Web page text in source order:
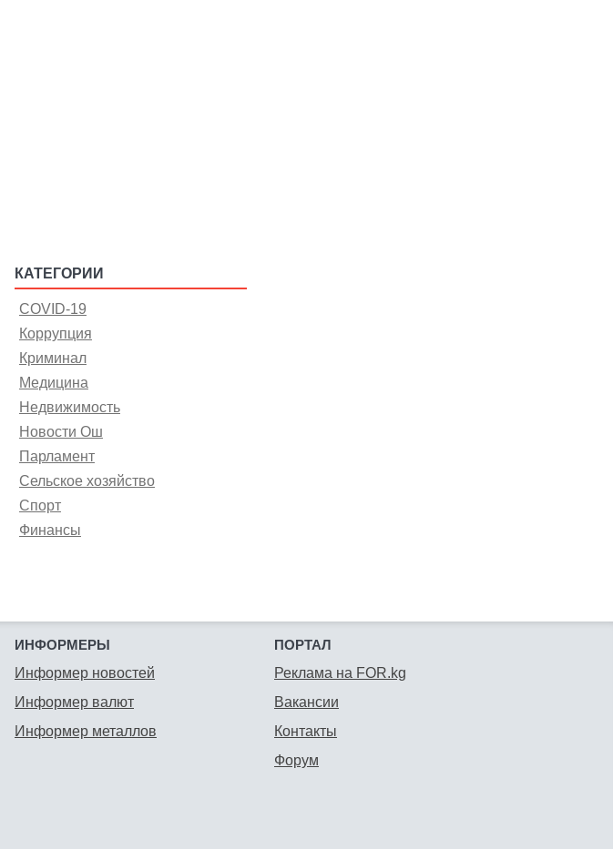
КАТЕГОРИИ
COVID-19
Коррупция
Криминал
Медицина
Недвижимость
Новости Ош
Парламент
Сельское хозяйство
Спорт
Финансы
ИНФОРМЕРЫ
Информер новостей
Информер валют
Информер металлов
ПОРТАЛ
Реклама на FOR.kg
Вакансии
Контакты
Форум